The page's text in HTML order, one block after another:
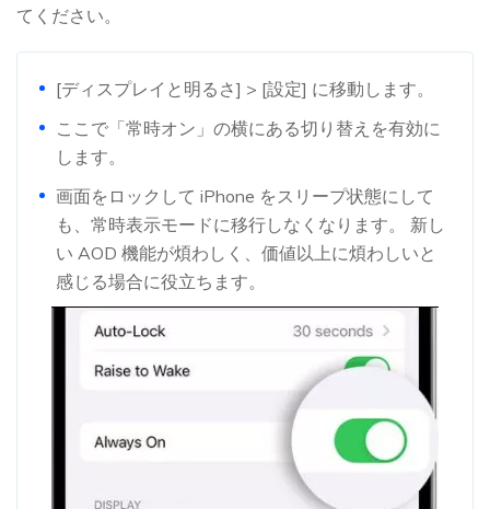
てください。
[ディスプレイと明るさ] > [設定] に移動します。
ここで「常時オン」の横にある切り替えを有効に
します。
画面をロックして iPhone をスリープ状態にして
も、常時表示モードに移行しなくなります。 新し
い AOD 機能が煩わしく、価値以上に煩わしいと
感じる場合に役立ちます。